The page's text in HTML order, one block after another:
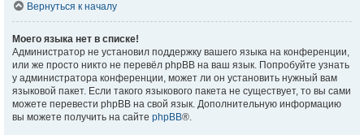
Вернуться к началу
Моего языка нет в списке!
Администратор не установил поддержку вашего языка на конференции,
или же просто никто не перевёл phpBB на ваш язык. Попробуйте узнать
у администратора конференции, может ли он установить нужный вам
языковой пакет. Если такого языкового пакета не существует, то вы сами
можете перевести phpBB на свой язык. Дополнительную информацию
вы можете получить на сайте phpBB®.